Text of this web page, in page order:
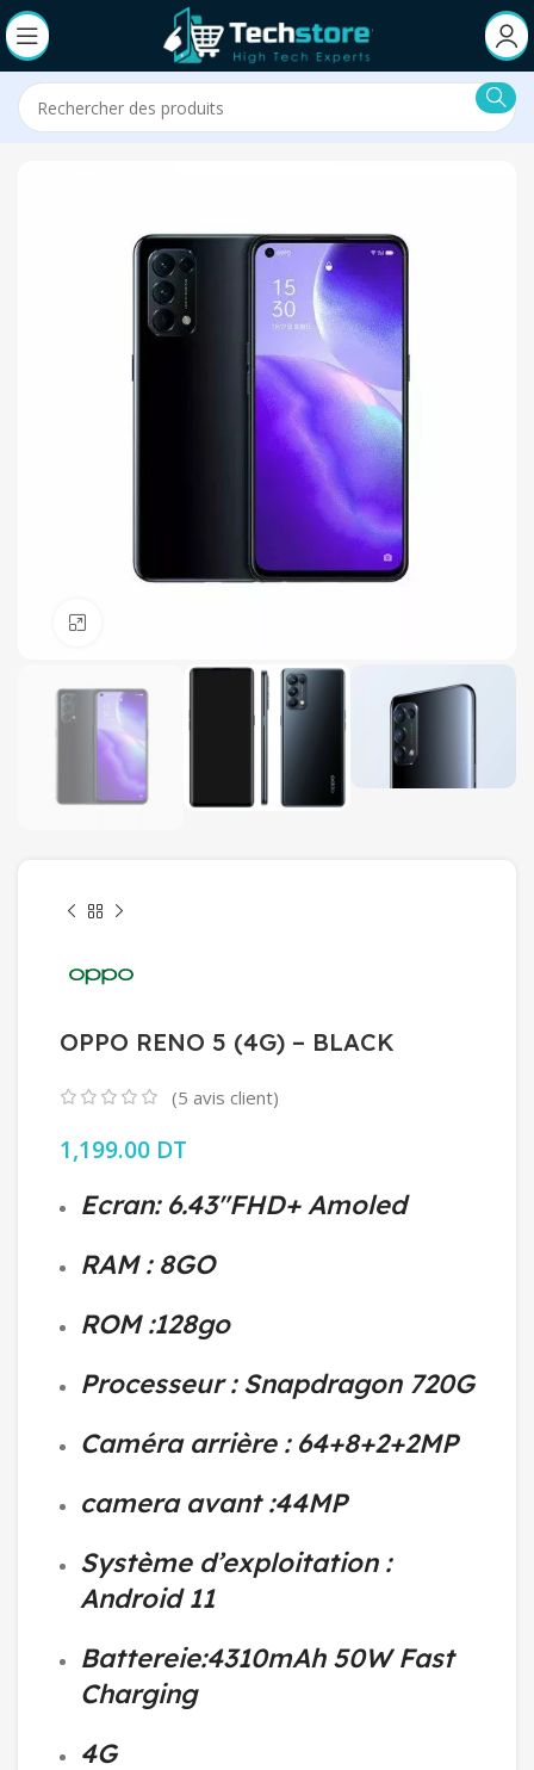
OPPO RENO 5 (4G) – BLACK
(5 avis client)
1,199.00 DT
Ecran: 6.43″FHD+ Amoled
RAM : 8GO
ROM :128go
Processeur : Snapdragon 720G
Caméra arrière : 64+8+2+2MP
camera avant :44MP
Système d’exploitation :
Android 11
Battereie:4310mAh 50W Fast
Charging
4G